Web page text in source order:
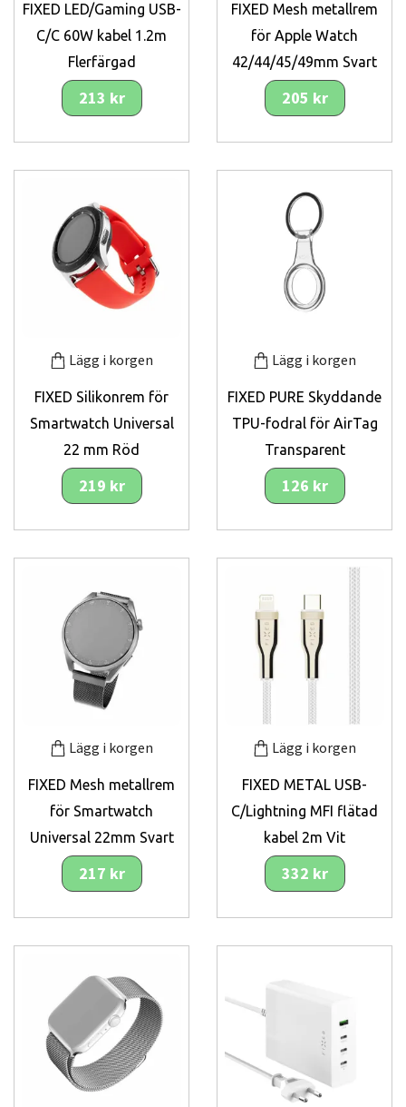
FIXED LED/Gaming USB-
C/C 60W kabel 1.2m
Flerfärgad
213 kr
FIXED Mesh metallrem
för Apple Watch
42/44/45/49mm Svart
205 kr
Lägg i korgen
FIXED Silikonrem för
Smartwatch Universal
22 mm Röd
219 kr
Lägg i korgen
FIXED PURE Skyddande
TPU-fodral för AirTag
Transparent
126 kr
Lägg i korgen
FIXED Mesh metallrem
för Smartwatch
Universal 22mm Svart
217 kr
Lägg i korgen
FIXED METAL USB-
C/Lightning MFI flätad
kabel 2m Vit
332 kr